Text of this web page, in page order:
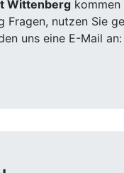
Wittenberg
nutzen Sie
uns eine E-Mail an: